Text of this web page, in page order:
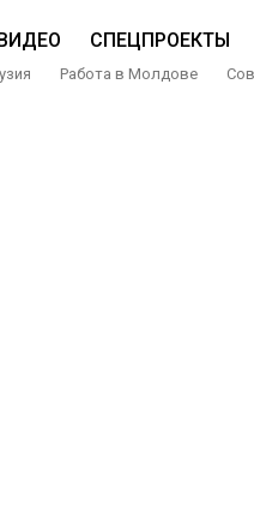
СПЕЦПРОЕКТЫ
Работа в Молдове